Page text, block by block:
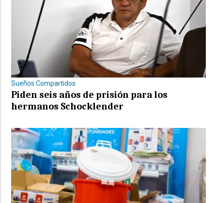
Sueños Compartidos
Piden seis años de prisión para los
hermanos Schocklender